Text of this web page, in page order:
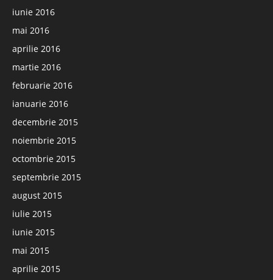
iunie 2016
mai 2016
aprilie 2016
martie 2016
februarie 2016
ianuarie 2016
decembrie 2015
noiembrie 2015
octombrie 2015
septembrie 2015
august 2015
iulie 2015
iunie 2015
mai 2015
aprilie 2015